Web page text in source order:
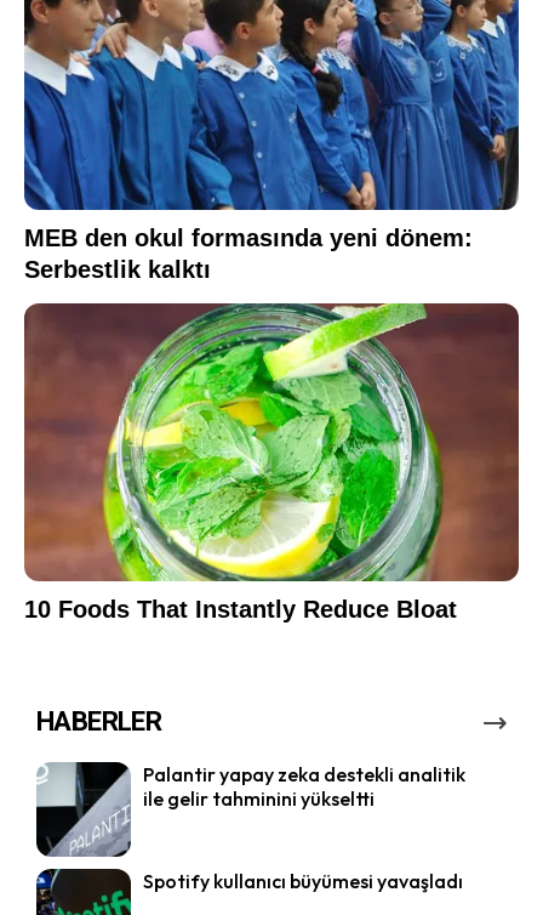
HABERLER
Palantir yapay zeka destekli analitik
ile gelir tahminini yükseltti
Spotify kullanıcı büyümesi yavaşladı